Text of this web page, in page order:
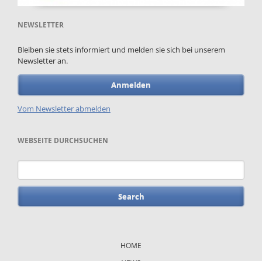
NEWSLETTER
Bleiben sie stets informiert und melden sie sich bei unserem
Newsletter an.
Anmelden
Vom Newsletter abmelden
WEBSEITE DURCHSUCHEN
Keywords
HOME